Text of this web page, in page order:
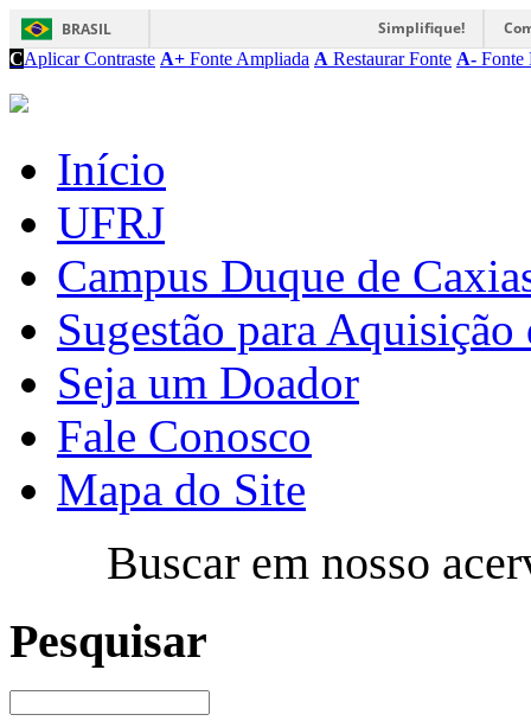
BRASIL Simplifique!
CAplicar Contraste A+ Fonte Ampliada A Restaurar Fonte A- Fonte
Início
UFRJ
Campus Duque de
Sugestão para
Seja um Doador
Fale Conosco
Mapa do Site
Buscar em nosso
Pesquisar